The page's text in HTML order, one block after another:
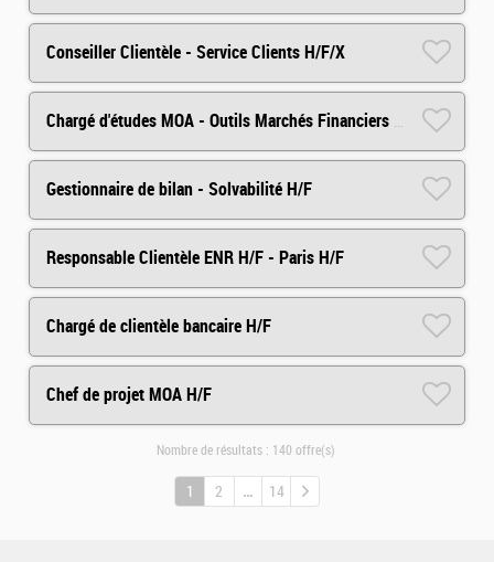
Conseiller Clientèle - Service Clients H/F/X
Chargé d'études MOA - Outils Marchés Financiers (H/F/X)
Gestionnaire de bilan - Solvabilité H/F
Responsable Clientèle ENR H/F - Paris H/F
Chargé de clientèle bancaire H/F
Chef de projet MOA H/F
Nombre de résultats : 140 offre(s)
1 2 14